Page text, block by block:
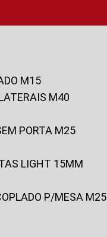
M15
M40
PORTA M25
LIGHT 15MM
P/MESA M25